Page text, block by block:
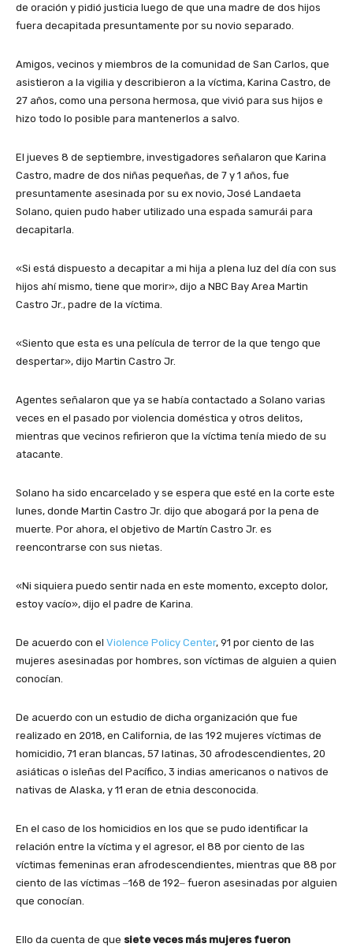
de oración y pidió justicia luego de que una madre de dos hijos
fuera decapitada presuntamente por su novio separado.
Amigos, vecinos y miembros de la comunidad de San Carlos, que
asistieron a la vigilia y describieron a la víctima, Karina Castro, de
27 años, como una persona hermosa, que vivió para sus hijos e
hizo todo lo posible para mantenerlos a salvo.
El jueves 8 de septiembre, investigadores señalaron que Karina
Castro, madre de dos niñas pequeñas, de 7 y 1 años, fue
presuntamente asesinada por su ex novio, José Landaeta
Solano, quien pudo haber utilizado una espada samurái para
decapitarla.
«Si está dispuesto a decapitar a mi hija a plena luz del día con sus
hijos ahí mismo, tiene que morir», dijo a NBC Bay Area Martin
Castro Jr., padre de la víctima.
«Siento que esta es una película de terror de la que tengo que
despertar», dijo Martin Castro Jr.
Agentes señalaron que ya se había contactado a Solano varias
veces en el pasado por violencia doméstica y otros delitos,
mientras que vecinos refirieron que la víctima tenía miedo de su
atacante.
Solano ha sido encarcelado y se espera que esté en la corte este
lunes, donde Martin Castro Jr. dijo que abogará por la pena de
muerte. Por ahora, el objetivo de Martín Castro Jr. es
reencontrarse con sus nietas.
«Ni siquiera puedo sentir nada en este momento, excepto dolor,
estoy vacío», dijo el padre de Karina.
De acuerdo con el Violence Policy Center, 91 por ciento de las
mujeres asesinadas por hombres, son víctimas de alguien a quien
conocían.
De acuerdo con un estudio de dicha organización que fue
realizado en 2018, en California, de las 192 mujeres víctimas de
homicidio, 71 eran blancas, 57 latinas, 30 afrodescendientes, 20
asiáticas o isleñas del Pacífico, 3 indias americanos o nativos de
nativas de Alaska, y 11 eran de etnia desconocida.
En el caso de los homicidios en los que se pudo identificar la
relación entre la víctima y el agresor, el 88 por ciento de las
víctimas femeninas eran afrodescendientes, mientras que 88 por
ciento de las víctimas ‒168 de 192‒ fueron asesinadas por alguien
que conocían.
Ello da cuenta de que siete veces más mujeres fueron